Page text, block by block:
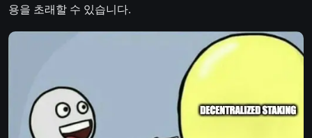
용을 초래할 수 있습니다.